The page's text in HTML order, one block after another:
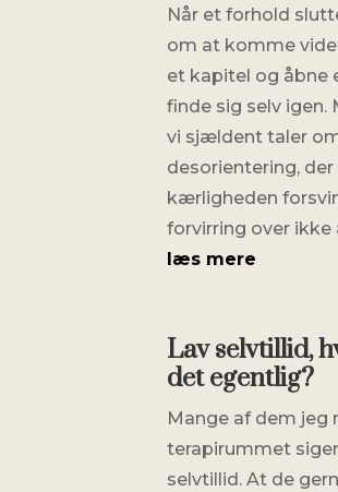
Når et forhold
om at komme
et kapitel og åbne
finde sig selv igen.
vi sjældent taler
desorientering,
kærligheden
forvirring over ikke
læs mere
Lav selvtillid,
det egentlig?
Mange af dem jeg
terapirummet
selvtillid. At de